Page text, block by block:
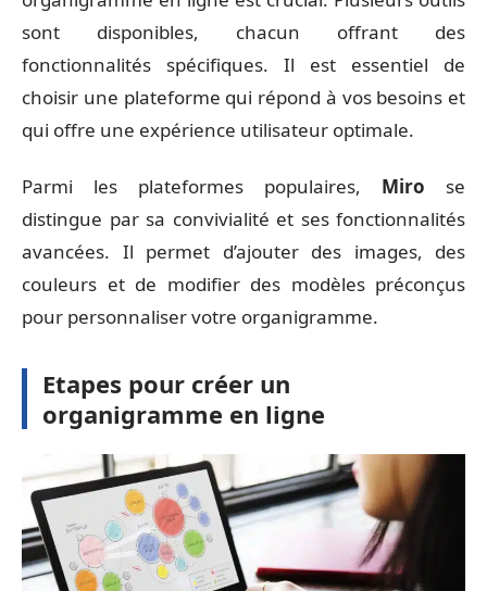
sont disponibles, chacun offrant des
fonctionnalités spécifiques. Il est essentiel de
choisir une plateforme qui répond à vos besoins et
qui offre une expérience utilisateur optimale.
Parmi les plateformes populaires, Miro se
distingue par sa convivialité et ses fonctionnalités
avancées. Il permet d’ajouter des images, des
couleurs et de modifier des modèles préconçus
pour personnaliser votre organigramme.
Etapes pour créer un
organigramme en ligne